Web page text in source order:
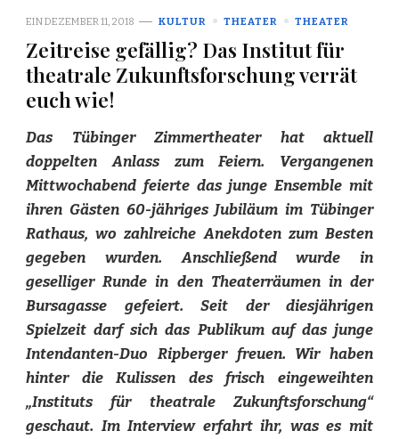
EINDEZEMBER 11, 2018 KULTUR THEATER THEATER
Zeitreise gefällig? Das Institut für
theatrale Zukunftsforschung verrät
euch wie!
Das Tübinger Zimmertheater hat aktuell
doppelten Anlass zum Feiern. Vergangenen
Mittwochabend feierte das junge Ensemble mit
ihren Gästen 60-jähriges Jubiläum im Tübinger
Rathaus, wo zahlreiche Anekdoten zum Besten
gegeben wurden. Anschließend wurde in
geselliger Runde in den Theaterräumen in der
Bursagasse gefeiert. Seit der diesjährigen
Spielzeit darf sich das Publikum auf das junge
Intendanten-Duo Ripberger freuen. Wir haben
hinter die Kulissen des frisch eingeweihten
„Instituts für theatrale Zukunftsforschung“
geschaut. Im Interview erfahrt ihr, was es mit